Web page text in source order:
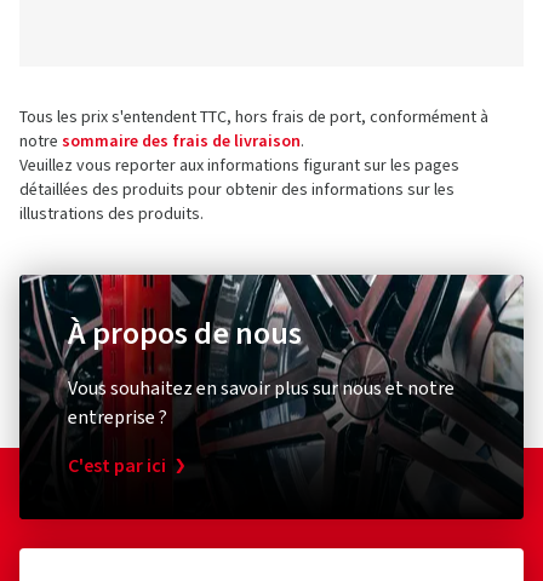
Tous les prix s'entendent TTC, hors frais de port, conformément à
notre sommaire des frais de livraison.
Veuillez vous reporter aux informations figurant sur les pages
détaillées des produits pour obtenir des informations sur les
illustrations des produits.
À propos de nous
Vous souhaitez en savoir plus sur nous et notre
entreprise ?
C'est par ici